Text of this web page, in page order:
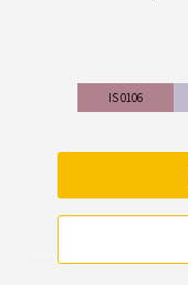
IS 0106